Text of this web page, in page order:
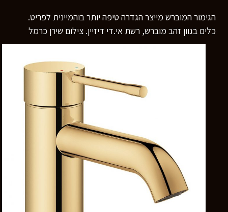
הגימור המוברש מייצר הגדרה טיפה יותר בוהמיינית לפריט.
כלים בגוון זהב מוברש, רשת אי.די דיזיין. צילום שירן כרמל
השאירו פרטים ונחזור אליכם
בהקדם